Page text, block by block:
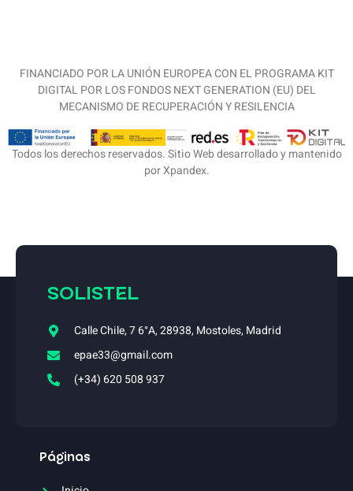
FINANCIADO POR LA UNIÓN EUROPEA CON EL PROGRAMA KIT
DIGITAL POR LOS FONDOS NEXT GENERATION (EU) DEL
MECANISMO DE RECUPERACIÓN Y RESILENCIA
Todos los derechos reservados. Sitio Web desarrollado y mantenido
por Xpandex.
SOLISTEL
Calle Chile, 7 6°A, 28938, Mostoles, Madrid
epae33@gmail.com
(+34) 620 508 937
Páginas